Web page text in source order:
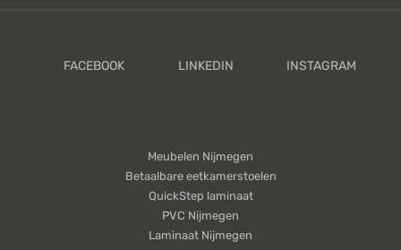
Meubelen Nijmegen
Betaalbare eetkamerstoelen
QuickStep laminaat
PVC Nijmegen
Laminaat Nijmegen